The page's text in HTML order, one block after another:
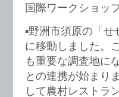
国際ワークショッ
▪︎野洲市須原の「
に移動しました。
も重要な調査地に
との連携が始まり
して農村レストラ